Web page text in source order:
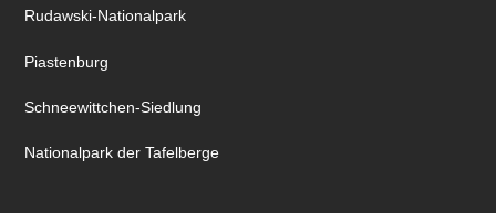
Rudawski-Nationalpark
Piastenburg
Schneewittchen-Siedlung
Nationalpark der Tafelberge